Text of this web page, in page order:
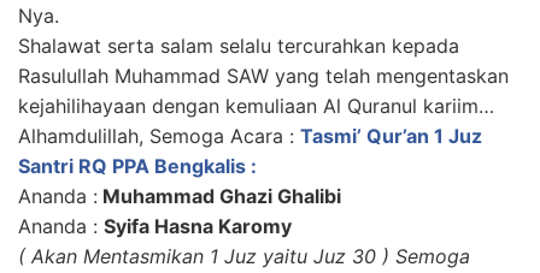
Nya.
Shalawat serta salam selalu tercurahkan kepada
Rasulullah Muhammad SAW yang telah mengentaskan
kejahilihayaan dengan kemuliaan Al Quranul kariim…
Alhamdulillah, Semoga Acara : Tasmi’ Qur’an 1 Juz
Santri RQ PPA Bengkalis :
Ananda : Muhammad Ghazi Ghalibi
Ananda : Syifa Hasna Karomy
( Akan Mentasmikan 1 Juz yaitu Juz 30 ) Semoga